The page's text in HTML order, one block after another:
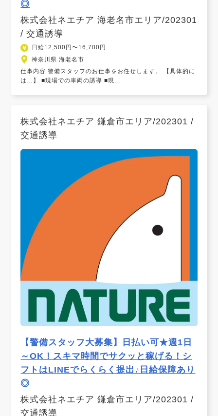
◎
株式会社ネエチア 海老名市エリア/202301
/ 交通誘導
日給12,500円〜16,700円
神奈川県 海老名市
仕事内容 警備スタッフのお仕事をお任せします。 【具体的に
は…】 ■現場での車両の誘導 ■現...
株式会社ネエチア 鎌倉市エリア/202301 /
交通誘導
【警備スタッフ大募集】日払い可★週1日
～OK！スキマ時間でサクッと稼げる！シ
フトはLINEでらくらく提出♪日給保障あり
◎
株式会社ネエチア 鎌倉市エリア/202301 /
交通誘導